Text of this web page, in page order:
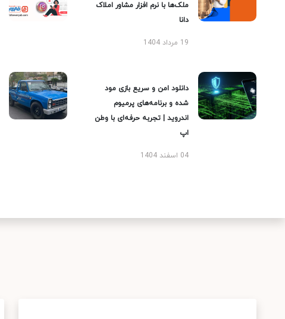
ملک‌ها با نرم افزار مشاور املاک
دانا
19 مرداد 1404
دانلود امن و سریع بازی مود
شده و برنامه‌های پرمیوم
اندروید | تجربه حرفه‌ای با وطن
اپ
04 اسفند 1404